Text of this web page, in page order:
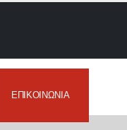
ΕΠΙΚΟΙΝΩΝΊΑ